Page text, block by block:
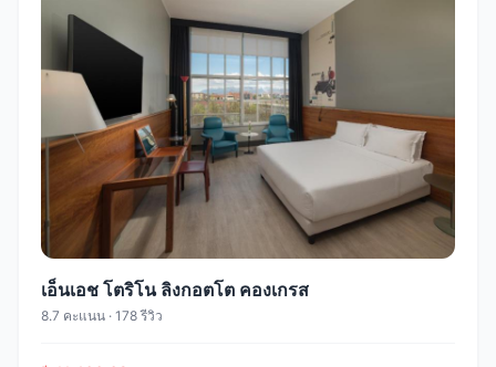
เอ็นเอช โตริโน ลิงกอตโต คองเกรส
8.7 คะแนน · 178 รีวิว